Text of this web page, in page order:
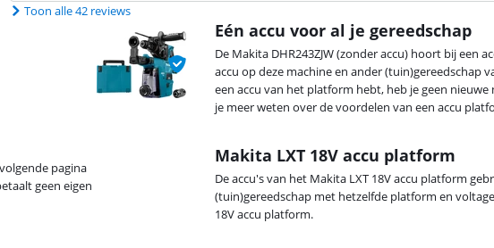
Toon alle 42 reviews
pagina
geen eigen
Makita LXT 18V accu platform
De accu's van het Makita LXT 18V accu platform
(tuin)gereedschap met hetzelfde platform en
18V accu platform.
Eén accu voor al je gereedschap
De Makita DHR243ZJW (zonder accu) hoort bij een
accu op deze machine en ander (tuin)gereedschap
een accu van het platform hebt, heb je geen
je meer weten over de voordelen van een accu